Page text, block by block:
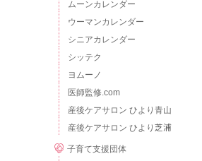
ムーンカレンダー
ウーマンカレンダー
シニアカレンダー
シッテク
ヨムーノ
医師監修.com
産後ケアサロン ひより青山
産後ケアサロン ひより芝浦
子育て支援団体